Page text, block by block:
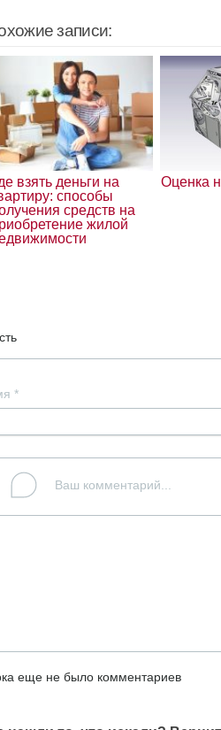
записи:
взять деньги на
способы
средств на
жилой
Оценка
*
еще не было комментариев